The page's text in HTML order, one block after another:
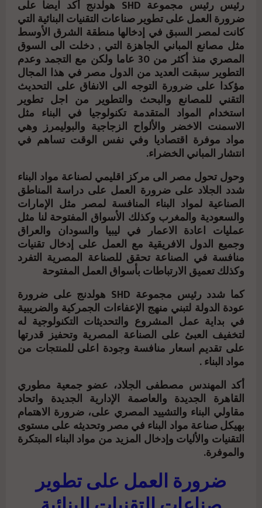
رئيس رئيس مجموعة SHD هولدنج أكد ايضا على
ضرورة العمل على تطوير صناعات التقنيات البنائية التي
كانت لمصر السبق في إدخالها منطقة الشرق الأوسط
مثل مصانع المباني الجاهزة التي , دخلت الى السوق
المصري منذ أكثر من 30 عاما ولكن مع التجمد وعدم
التطوير سبقت العديد من الدول مصر في هذا المجال
مؤكدا على ضرورة التوجه الى الانفاق على التحديث
التقني للمصانع والبحث والتطوير من اجل تطوير
استخدام المواد المتقدمة تكنولوجيا في البناء مثل
الاسمنت الاخضر والألواح الزجاجية والبوليمرز وهي
مواد موفرة اقتصاديا وفي نفس الوقت تساهم في
انتشار المباني الخضراء.
وحول تحول مصر الى مركز اقليمي لصناعة مواد البناء
شدد الجلاد على ضرورة العمل على دراسة المناطق
الصناعية لمواد البناء المنافسة لمصر مثل الإمارات
والسعودية والمغرب وكذلك الأسواق المفتوحة لنا مثل
عمليات اعادة الاعمار في ليبيا والسودان والعراق
وجميع الدول الافريقية مع العمل على إدخال تقنيات
منافسة في الصناعة تحقق للصناعة المصرية التفرد
وكذلك تعميق الارتباطات بأسواق العمل المفتوحة
كما شدد رئيس مجموعة SHD هولدنج على ضرورة
عودة الدولة لتبني منهج الإعفاءات الجمركية والضريبية
في بداية عمل المشروع والتحديثات التكنولوجية له
لتخفيف العبئ على الصناعة المصرية وتحفيز قدرتها
على تقديم اسعار منافسة وجودة اعلى للمنتجات من
مواد البناء .
أكد المهندس مصطفى الجلاد، عضو جمعية مطوري
القاهرة الجديدة والعاصمة الإدارية الجديدة واتحاد
مقاولي البناء والتشييد المصري على، ضرورة الاهتمام
بهيكل صناعة مواد البناء في مصر وتحديثه على مستوى
التقنيات والأليات وإدخال المزيد من مواد البناء المبتكرة
والموفرة.
ضرورة العمل على تطوير